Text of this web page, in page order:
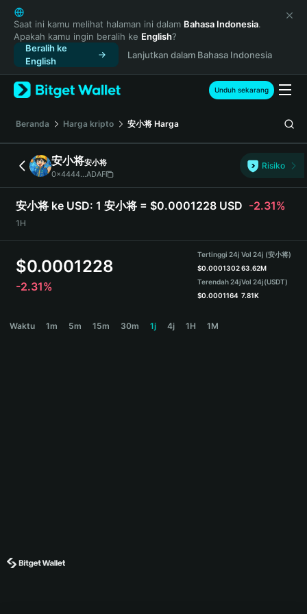
English
日本語
Tiếng Việt
Русский
Español (Latinoamérica)
Türkçe
Français
Deutsch
简体中文
繁體中文
Português (Portugal)
Bahasa Indonesia
ภาษาไทย
हिन्दी
Español
Português (Brasil)
Saat ini kamu melihat halaman ini dalam Bahasa Indonesia.
Apakah kamu ingin beralih ke English?
Beralih ke
English
Lanjutkan dalam Bahasa Indonesia
Unduh sekarang
Beranda Harga kripto 安小将 Harga
安小将安小将
0x4444...ADAF
Risiko
安小将 ke USD: 1 安小将 = $0.0001228 USD -2.31%
1H
$0.0001228
-2.31%
Tertinggi 24j
$0.0001302
Terendah 24j
$0.0001164
Vol 24j (安小将)
63.62M
Vol 24j(USDT)
7.81K
Waktu 1m 5m 15m 30m 1j 4j 1H 1M